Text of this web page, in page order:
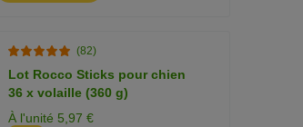
(82)
Lot Rocco Sticks pour chien
36 x volaille (360 g)
À l'unité 5,97 €